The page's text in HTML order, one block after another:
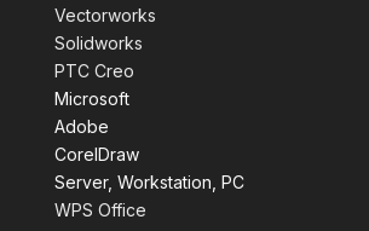
Vectorworks
Solidworks
PTC Creo
Microsoft
Adobe
CorelDraw
Server, Workstation, PC
WPS Office